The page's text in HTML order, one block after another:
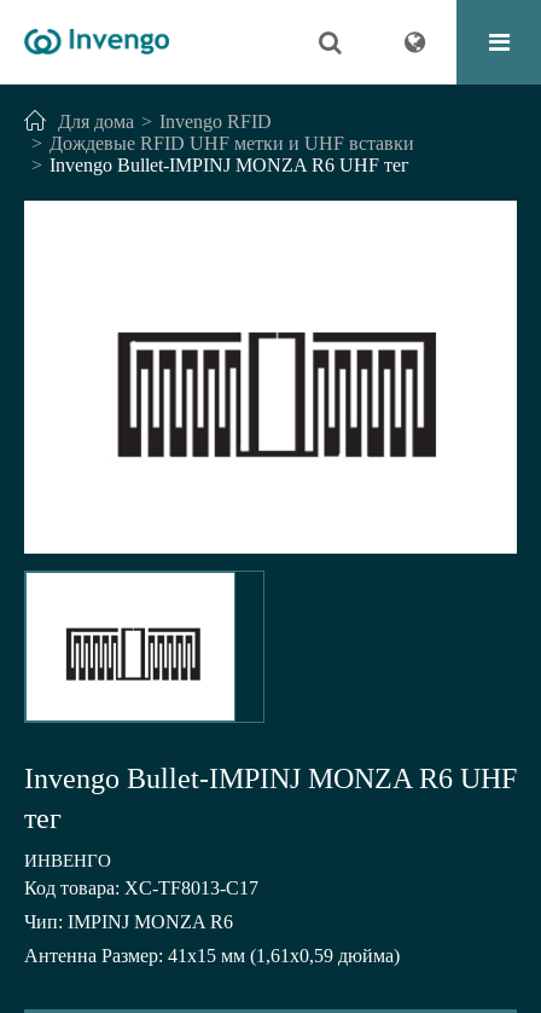
Для дома
Invengo RFID
Дождевые RFID UHF метки и UHF вставки
Invengo Bullet-IMPINJ MONZA R6 UHF тег
Invengo Bullet-IMPINJ MONZA R6 UHF
тег
ИНВЕНГО
Код товара: XC-TF8013-C17
Чип: IMPINJ MONZA R6
Антенна Размер: 41x15 мм (1,61x0,59 дюйма)